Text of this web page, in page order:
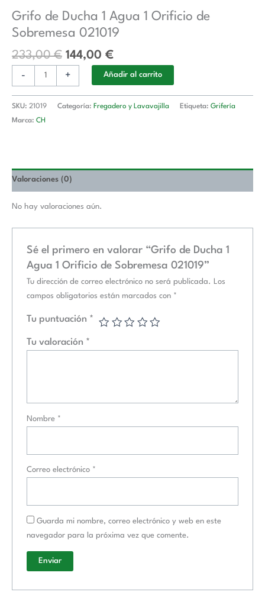
Grifo de Ducha 1 Agua 1 Orificio de
Sobremesa 021019
233,00€
233,00 €.
144,00 €
144,00 €.
-
Agua
1
de
Sobremesa
021019
cantidad
+ Añadir al carrito
SKU: 21019 Categoría: Fregadero y Lavavajilla Etiqueta: Grifería
Marca: CH
Valoraciones (0)
No hay valoraciones aún.
Sé el primero en valorar “Grifo de Ducha 1
Agua 1 Orificio de Sobremesa 021019”
Tu dirección de correo electrónico no será publicada.
Los
campos obligatorios están marcados con *
Tu puntuación *
Tu valoración *
Nombre *
Correo electrónico *
Guarda mi nombre, correo electrónico y web en este
navegador para la próxima vez que comente.